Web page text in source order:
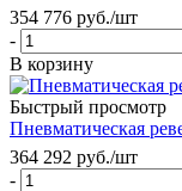
354 776 руб./шт
-
В корзину
Быстрый просмотр
Пневматическая
364 292 руб./шт
-